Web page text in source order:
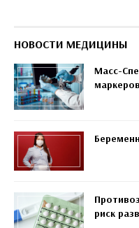
НОВОСТИ МЕДИЦИНЫ
Масс-
риск